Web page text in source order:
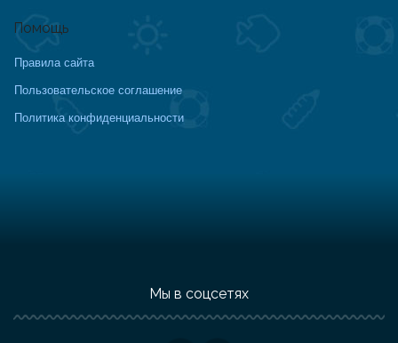
Помощь
Правила сайта
Пользовательское соглашение
Политика конфиденциальности
Мы в соцсетях